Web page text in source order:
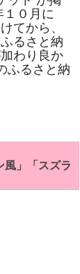
１０月に
てから、
るさと納
わり良か
ふるさと納
風」「スズラ